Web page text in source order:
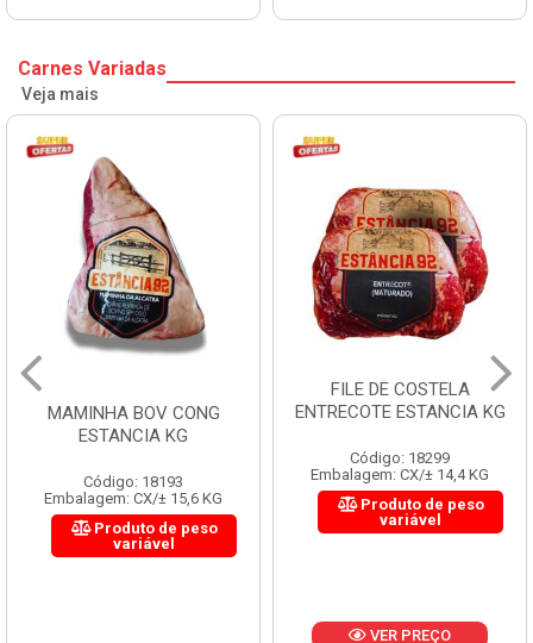
Carnes Variadas
Veja mais
MAMINHA BOV CONG
ESTANCIA KG
Código: 18193
Embalagem: CX/± 15,6 KG
Produto de peso
variável
FILE DE COSTELA
ENTRECOTE ESTANCIA KG
Código: 18299
Embalagem: CX/± 14,4 KG
Produto de peso
variável
VER PREÇO